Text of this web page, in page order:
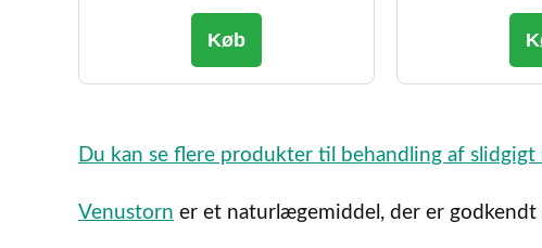
Køb
Du kan se flere produkter til behandling af slidgigt
Venustorn er et naturlægemiddel, der er